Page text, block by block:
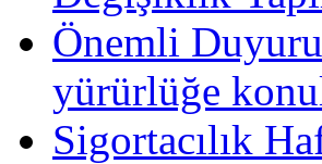
Önemli
yürürlüğe
Sigortacılık